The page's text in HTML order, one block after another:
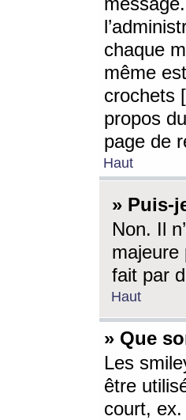
chaque
même
crochets
propos
page de
Haut
» Puis-
Non. Il
majeure
fait par
Haut
» Que
Les
être
court,